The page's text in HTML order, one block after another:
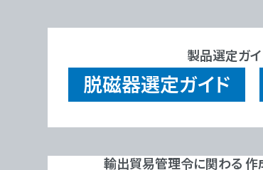
製品選定ガイ
脱磁器選定ガイド
輸出貿易管理令に関わる 作